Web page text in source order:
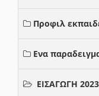
Προφιλ
Ενα
ΕΙΣΑΓΩΓΗ 2023